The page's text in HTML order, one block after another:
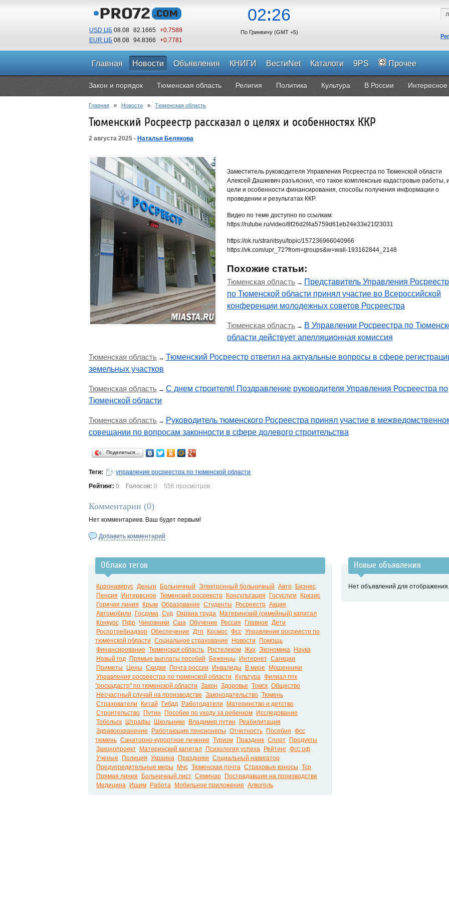
USD ЦБ 08.08 82.1665 +0.7588
EUR ЦБ 08.08 94.8366 +0.7781
02 26
По Гринвичу (GMT +5)
Главная Новости Объявления КНИГИ ВестиNet Каталоги 9PS Прочее
Закон и порядок Тюменская область Религия Политика Культура В России Интересное
Главная » Новости » Тюменская область
Тюменский Росреестр рассказал о целях и особенностях ККР
2 августа 2025 - Наталья Белякова
Заместитель руководителя Управления Росреестра по Тюменской области
Алексей Дашкевич разъяснил, что такое комплексные кадастровые работы,
цели и особенности финансирования, способы получения информации о
проведении и результатах ККР.
Видео по теме доступно по ссылкам:
https://rutube.ru/video/8f26d2f4a5759d61eb24e33e21f23031
https://ok.ru/stranitsyu/topic/157236966040966
https://vk.com/upr_72?from=groups&w=wall-193162844_2148
Похожие статьи:
Тюменская область → Представитель Управления
по Тюменской области принял участие во Всероссийской
конференции молодежных советов Росреестра
Тюменская область → В Управлении Росреестра по
области действует апелляционная комиссия
Тюменская область → Тюменский Росреестр ответил на актуальные вопросы в сфере
земельных участков
Тюменская область → С днем строителя! Поздравление руководителя Управления Росреестра по
Тюменской области
Тюменская область → Руководитель тюменского Росреестра принял участие в
совещании по вопросам законности в сфере долевого строительства
Поделиться…
Теги:
управление росреестра по тюменской области
Рейтинг: 0 Голосов: 0 556 просмотров
Комментарии (0)
Нет комментариев. Ваш будет первым!
Добавить комментарий
Облако тегов
Коронавирус Деньги Больничный Электронный больничный Авто
Бизнес
Пенсия
Интересное Тюменский росреестр Консультация Госуслуги
Кризис
Горячая линия
Крым Образование Студенты Росреестр Акция
Автомобили
Госдума Суд Охрана труда
Материнский (семейный) капитал
Конкурс
Пфр Чиновники Сша Обучение Россия Главное Дети
Роспотребнадзор Обеспечение Дтп Космос Фсс Управление росреестр по
тюменской области Социальное страхование Новости
Помощь
Финансирование Тюменская область Ростелеком Жкх Экономика
Наука
Новый год
Прямые выплаты пособий Беженцы Интернет Санкции
Приметы
Цены Скидки Почта россии Инвалиды В мире
Мошенники
Управление росреестра по тюменской области
Культура Филиал ппк
"роскадастр" по тюменской области Закон Здоровье Томск Общество
Несчастный случай на производстве Законодательство Тюмень
Страхователи
Китай Гибдд Работодатели
Материнство и детство
Строительство
Путин Пособие по уходу за ребенком
Исследование
Тобольск
Штрафы Школьники Владимир путин
Реабилитация
Здравоохранение
Работающие пенсионеры Отчетность Пособия Фсс
тюмень Санаторно-курортное лечение Туризм Праздник Спорт
Продукты
Законопроект
Материнский капитал Психология успеха Рейтинг Фсс рф
Ученые
Полиция Украина Праздники Социальный навигатор
Предупредительные меры
Мчс Тюменская почта Страховые взносы Тср
Прямая линия
Больничный лист Семинар
Пострадавшие на производстве
Медицина
Ишим Работа Мобильное приложение Алкоголь
Новые объявления
Нет объявлений для отображения.